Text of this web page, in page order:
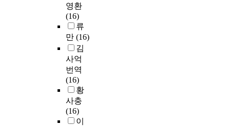
영환
(16)
류
만 (16)
김
사억
번역
(16)
황
사충
(16)
이